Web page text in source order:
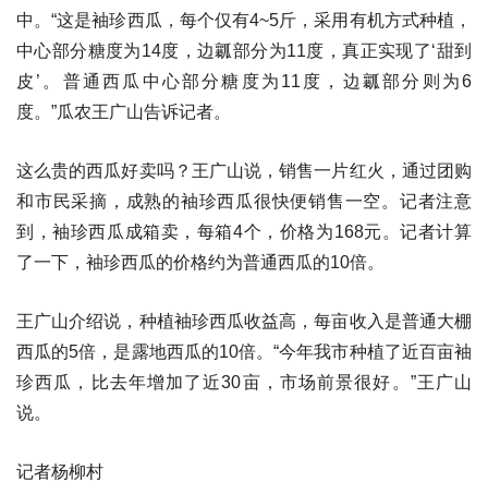
中。“这是袖珍西瓜，每个仅有4~5斤，采用有机方式种植，
中心部分糖度为14度，边瓤部分为11度，真正实现了‘甜到
皮’。普通西瓜中心部分糖度为11度，边瓤部分则为6
度。”瓜农王广山告诉记者。
这么贵的西瓜好卖吗？王广山说，销售一片红火，通过团购
和市民采摘，成熟的袖珍西瓜很快便销售一空。记者注意
到，袖珍西瓜成箱卖，每箱4个，价格为168元。记者计算
了一下，袖珍西瓜的价格约为普通西瓜的10倍。
王广山介绍说，种植袖珍西瓜收益高，每亩收入是普通大棚
西瓜的5倍，是露地西瓜的10倍。“今年我市种植了近百亩袖
珍西瓜，比去年增加了近30亩，市场前景很好。”王广山
说。
记者杨柳村